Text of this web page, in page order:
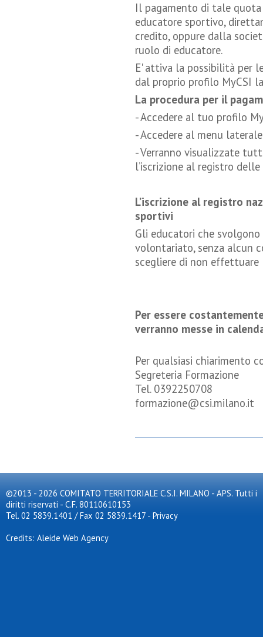
Il pagamento di tale
educatore sportivo,
credito, oppure dalla
ruolo di educatore.
E' attiva la possibilità per
dal proprio profilo MyCSI
La procedura per il
- Accedere al tuo profilo
- Accedere al menu
- Verranno visualizzate
l’iscrizione al registro
L’iscrizione al registro
sportivi
Gli educatori che
volontariato, senza alcun
scegliere di non effettuare
Per essere
verranno messe in
Per qualsiasi chiarimento
Segreteria Formazione
Tel. 0392250708
formazione@csi.milano.it
©2013 - 2026 COMITATO TERRITORIALE C.S.I. MILANO - APS. Tutti i
diritti riservati - C.F. 80110610153
Tel. 02 5839.1401 / Fax 02 5839.1417 - Privacy
Credits: Aleide Web Agency